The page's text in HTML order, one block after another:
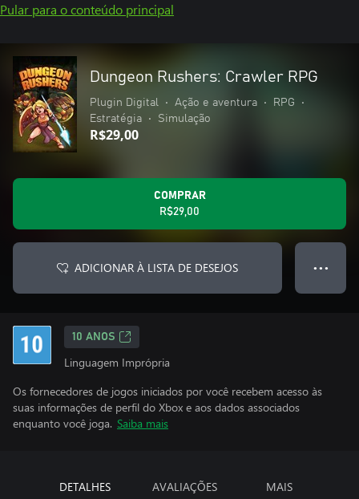
Pular para o conteúdo principal
Dungeon Rushers: Crawler RPG
Plugin Digital • Ação e aventura • RPG
•
Estratégia
• Simulação
R$29,00
COMPRAR
R$29,00
ADICIONAR À LISTA DE DESEJOS ● ● ●
10 ANOS
Linguagem Imprópria
Os fornecedores de jogos iniciados por você recebem acesso às
suas informações de perfil do Xbox e aos dados associados
enquanto você joga. Saiba mais
DETALHES AVALIAÇÕES MAIS